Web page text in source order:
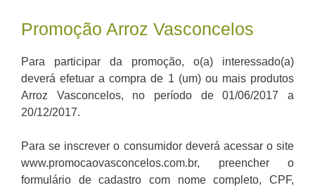
Promoção Arroz Vasconcelos
Para participar da promoção, o(a) interessado(a)
deverá efetuar a compra de 1 (um) ou mais produtos
Arroz Vasconcelos, no período de 01/06/2017 a
20/12/2017.
Para se inscrever o consumidor deverá acessar o site
www.promocaovasconcelos.com.br, preencher o
formulário de cadastro com nome completo, CPF,